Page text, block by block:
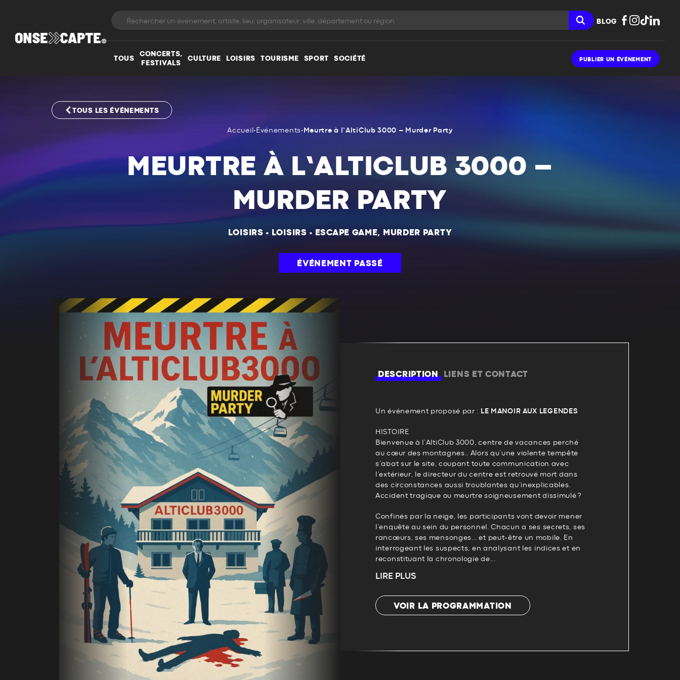
BLOG
TOUS
CONCERTS,
FESTIVALS
CULTURE LOISIRS TOURISME SPORT SOCIÉTÉ PUBLIER UN ÉVÉNEMENT
TOUS LES ÉVÉNEMENTS
Accueil • Événements• Meurtre à l’AltiClub 3000 – Murder Party
MEURTRE À L’ALTICLUB 3000 –
MURDER PARTY
LOISIRS • LOISIRS • ESCAPE GAME, MURDER PARTY
ÉVÉNEMENT PASSÉ
DESCRIPTION LIENS ET CONTACT
Un événement proposé par : LE MANOIR AUX LEGENDES
HISTOIRE
Bienvenue à l’AltiClub 3000, centre de vacances perché
au cœur des montagnes.. Alors qu’une violente tempête
s’abat sur le site, coupant toute communication avec
l’extérieur, le directeur du centre est retrouvé mort dans
des circonstances aussi troublantes qu’inexplicables.
Accident tragique ou meurtre soigneusement dissimulé ?
Confinés par la neige, les participants vont devoir mener
l’enquête au sein du personnel. Chacun a ses secrets, ses
rancœurs, ses mensonges… et peut-être un mobile. En
interrogeant les suspects, en analysant les indices et en
reconstituant la chronologie de...
LIRE PLUS
VOIR LA PROGRAMMATION